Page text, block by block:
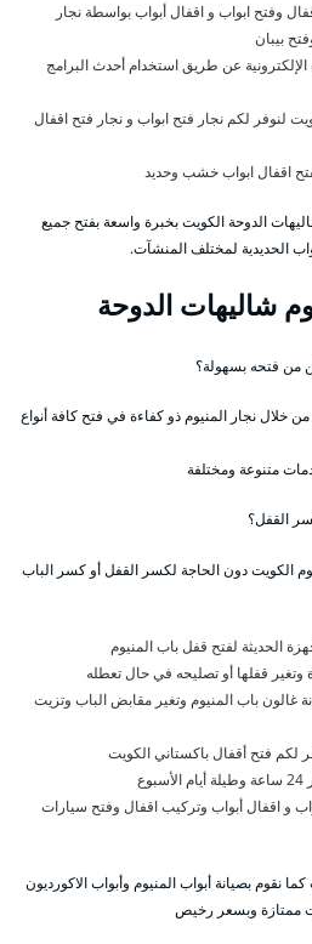
وفتح ابواب و اقفال أبواب بواسطة نجار
بيبان
عن طريق استخدام أحدث البرامج
لنوفر لكم نجار فتح ابواب و نجار فتح اقفال
اقفال ابواب خشب وحديد
الدوحة الكويت بخبرة واسعة بفتح جميع
الحديدية لمختلف المنشآت.
شاليهات الدوحة
من فتحه بسهولة؟
خلال نجار المنيوم ذو كفاءة في فتح كافة أنواع
متنوعة ومختلفة
القفل؟
الكويت دون الحاجة لكسر القفل أو كسر الباب
الحديثة لفتح قفل باب المنيوم
وتغير قفلها أو تصليحه في حال تعطله
غالون باب المنيوم وتغير مقابض الباب وتزيت
لكم فتح أقفال باكستاني الكويت
و اقفال أبواب وتركيب اقفال وفتح سيارات
نقوم بصيانة أبواب المنيوم وأبواب الاكورديون
ممتازة وبسعر رخيص